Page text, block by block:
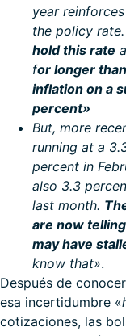
year
the policy
hold this rate
for longer
inflation on a
percent»
But, more
running at a
percent in
also 3.3
last month.
are now
may have
know that».
Después de
esa incertidumbre «
cotizaciones, las